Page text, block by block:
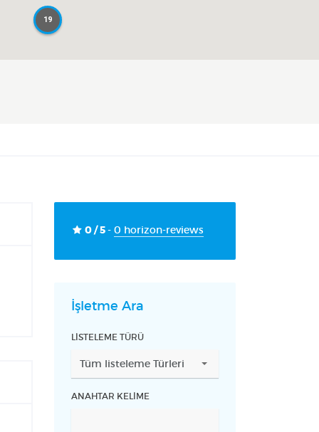
19
19
0 / 5- 0 horizon-reviews
İşletme Ara
LISTELEME TÜRÜ
ANAHTAR KELIME